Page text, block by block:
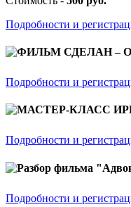
Подробности и
ФИЛЬМ СДЕЛАН –
Подробности и
МАСТЕР-КЛАСС
Подробности и
Разбор фильма
Подробности и